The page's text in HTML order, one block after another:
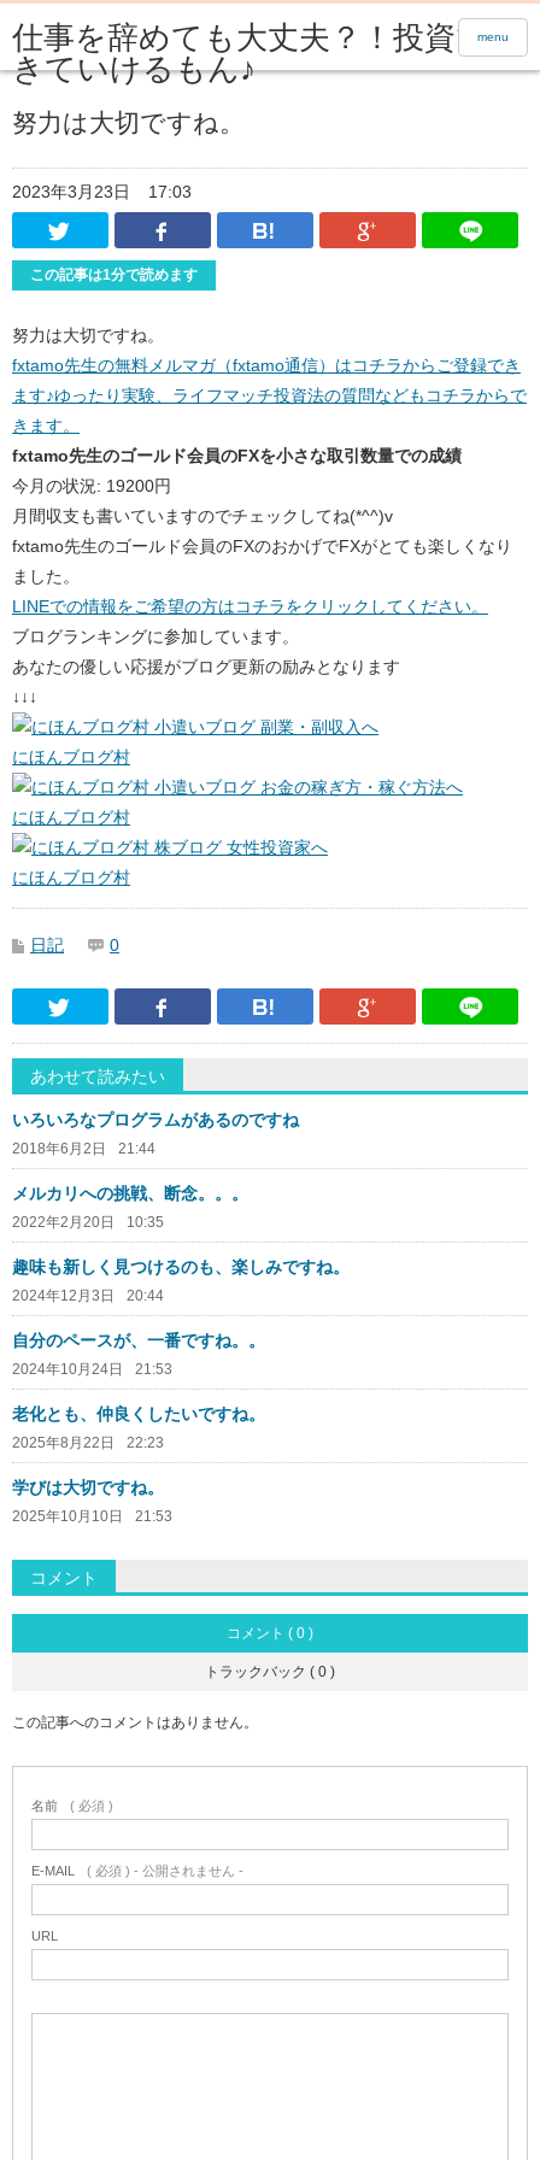
仕事を辞めても大丈夫？！投資で生
きていけるもん♪
menu
努力は大切ですね。
2023年3月23日
17:03
Twitter
Facebook はてなブックマーク
Google
この記事は1分で読めます
努力は大切ですね。
fxtamo先生の無料メルマガ（fxtamo通信）はコチラからご登録でき
ます♪ゆったり実験、ライフマッチ投資法の質問などもコチラからで
きます。
fxtamo先生のゴールド会員のFXを小さな取引数量での成績
今月の状況: 19200円
月間収支も書いていますのでチェックしてね(*^^)v
fxtamo先生のゴールド会員のFXのおかげでFXがとても楽しくなり
ました。
LINEでの情報をご希望の方はコチラをクリックしてください。
ブログランキングに参加しています。
あなたの優しい応援がブログ更新の励みとなります
↓↓↓
にほんブログ村
にほんブログ村
にほんブログ村
日記 0
Twitter Facebook はてなブックマーク
Google
あわせて読みたい
いろいろなプログラムがあるのですね
2018年6月2日 21:44
メルカリへの挑戦、断念。。。
2022年2月20日 10:35
趣味も新しく見つけるのも、楽しみですね。
2024年12月3日 20:44
自分のペースが、一番ですね。。
2024年10月24日 21:53
老化とも、仲良くしたいですね。
2025年8月22日 22:23
学びは大切ですね。
2025年10月10日 21:53
コメント
コメント ( 0 )
トラックバック ( 0 )
この記事へのコメントはありません。
名前 ( 必須 )
E-MAIL ( 必須 ) - 公開されません -
URL